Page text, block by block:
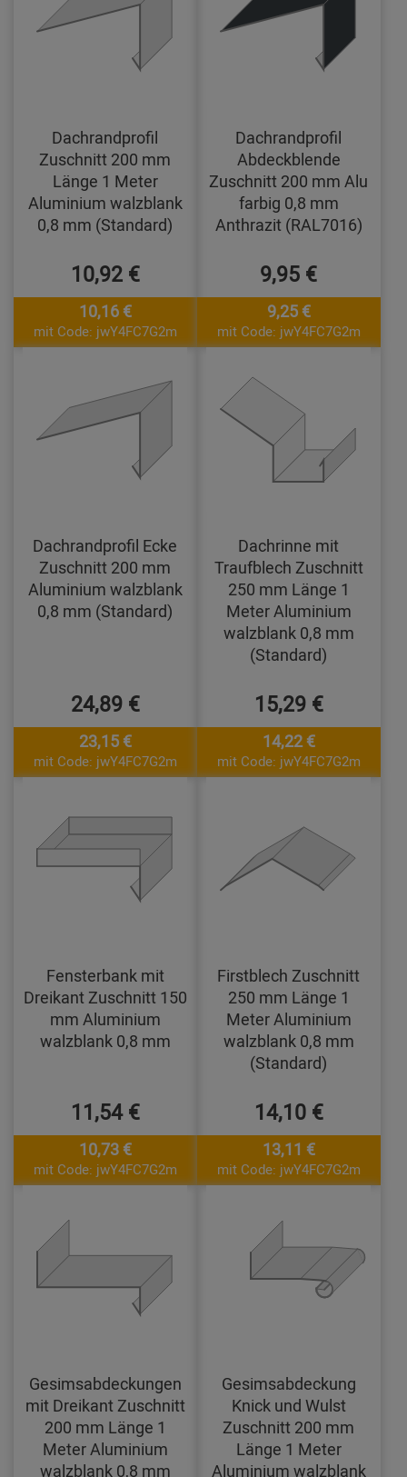
Dachrandprofil
Zuschnitt 200 mm
Länge 1 Meter
Aluminium walzblank
0,8 mm (Standard)
10,92 €
10,16 €
mit Code: jwY4FC7G2m
Dachrandprofil
Abdeckblende
Zuschnitt 200 mm Alu
farbig 0,8 mm
Anthrazit (RAL7016)
9,95 €
9,25 €
mit Code: jwY4FC7G2m
Dachrandprofil Ecke
Zuschnitt 200 mm
Aluminium walzblank
0,8 mm (Standard)
24,89 €
23,15 €
mit Code: jwY4FC7G2m
Dachrinne mit
Traufblech Zuschnitt
250 mm Länge 1
Meter Aluminium
walzblank 0,8 mm
(Standard)
15,29 €
14,22 €
mit Code: jwY4FC7G2m
Fensterbank mit
Dreikant Zuschnitt 150
mm Aluminium
walzblank 0,8 mm
11,54 €
10,73 €
mit Code: jwY4FC7G2m
Firstblech Zuschnitt
250 mm Länge 1
Meter Aluminium
walzblank 0,8 mm
(Standard)
14,10 €
13,11 €
mit Code: jwY4FC7G2m
Gesimsabdeckungen
mit Dreikant Zuschnitt
200 mm Länge 1
Meter Aluminium
walzblank 0,8 mm
Gesimsabdeckung
Knick und Wulst
Zuschnitt 200 mm
Länge 1 Meter
Aluminium walzblank